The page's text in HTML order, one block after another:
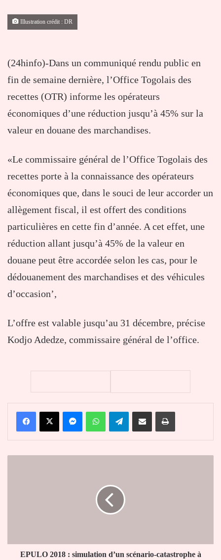
Illustration crédit : DR
(24hinfo)-Dans un communiqué rendu public en
fin de semaine dernière, l’Office Togolais des
recettes (OTR) informe les opérateurs
économiques d’une réduction jusqu’à 45% sur la
valeur en douane des marchandises.
«Le commissaire général de l’Office Togolais des
recettes porte à la connaissance des opérateurs
économiques que, dans le souci de leur accorder un
allègement fiscal, il est offert des conditions
particulières en cette fin d’année. A cet effet, une
réduction allant jusqu’à 45% de la valeur en
douane peut être accordée selon les cas, pour le
dédouanement des marchandises et des véhicules
d’occasion’,
L’offre est valable jusqu’au 31 décembre, précise
Kodjo Adedze, commissaire général de l’office.
FacebookX MessengerWhatsAppTelegramPartager par email Imprimer
l’aéroport
EPULO 2018 : simulation d’un scénario-catastrophe à